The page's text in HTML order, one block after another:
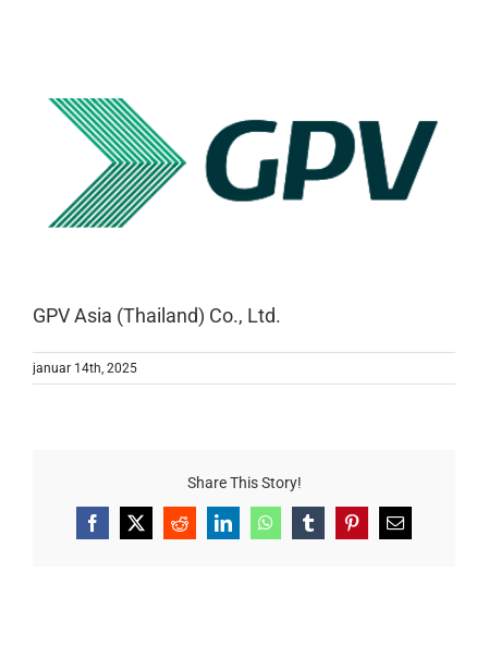
GPV Asia (Thailand) Co., Ltd.
januar 14th, 2025
Share This Story!
Facebook
X RedditLinkedInWhatsAppTumblrPinterest
E-